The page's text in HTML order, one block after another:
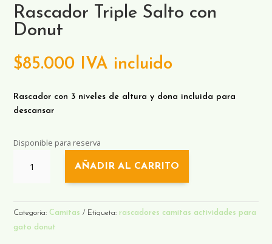
Rascador Triple Salto con
Donut
$85.000 IVA incluido
Rascador con 3 niveles de altura y dona incluida para
descansar
Disponible para reserva
TRIPLE
DONUT
CANTIDAD
AÑADIR AL CARRITO
Categoría: Camitas Etiqueta:rascadores camitas actividades para
gato donut